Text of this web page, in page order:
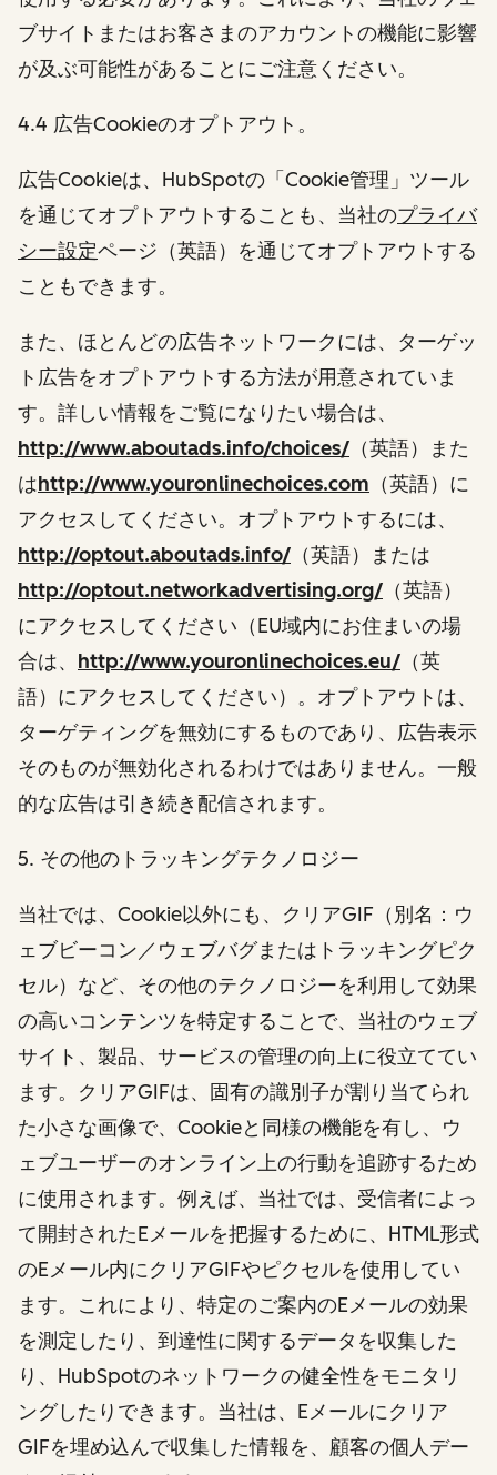
ブサイトまたはお客さまのアカウントの機能に影響
が及ぶ可能性があることにご注意ください。
4.4 広告Cookieのオプトアウト。
広告Cookieは、HubSpotの「Cookie管理」ツール
を通じてオプトアウトすることも、当社のプライバ
シー設定ページ（英語）を通じてオプトアウトする
こともできます。
また、ほとんどの広告ネットワークには、ターゲッ
ト広告をオプトアウトする方法が用意されていま
す。詳しい情報をご覧になりたい場合は、
http://www.aboutads.info/choices/ （英語）また
はhttp://www.youronlinechoices.com （英語）に
アクセスしてください。オプトアウトするには、
http://optout.aboutads.info/ （英語）または
http://optout.networkadvertising.org/ （英語）
にアクセスしてください（EU域内にお住まいの場
合は、 http://www.youronlinechoices.eu/ （英
語）にアクセスしてください）。オプトアウトは、
ターゲティングを無効にするものであり、広告表示
そのものが無効化されるわけではありません。一般
的な広告は引き続き配信されます。
5. その他のトラッキングテクノロジー
当社では、Cookie以外にも、クリアGIF（別名：ウ
ェブビーコン／ウェブバグまたはトラッキングピク
セル）など、その他のテクノロジーを利用して効果
の高いコンテンツを特定することで、当社のウェブ
サイト、製品、サービスの管理の向上に役立ててい
ます。クリアGIFは、固有の識別子が割り当てられ
た小さな画像で、Cookieと同様の機能を有し、ウ
ェブユーザーのオンライン上の行動を追跡するため
に使用されます。例えば、当社では、受信者によっ
て開封されたEメールを把握するために、HTML形式
のEメール内にクリアGIFやピクセルを使用してい
ます。これにより、特定のご案内のEメールの効果
を測定したり、到達性に関するデータを収集した
り、HubSpotのネットワークの健全性をモニタリ
ングしたりできます。当社は、Eメールにクリア
GIFを埋め込んで収集した情報を、顧客の個人デー